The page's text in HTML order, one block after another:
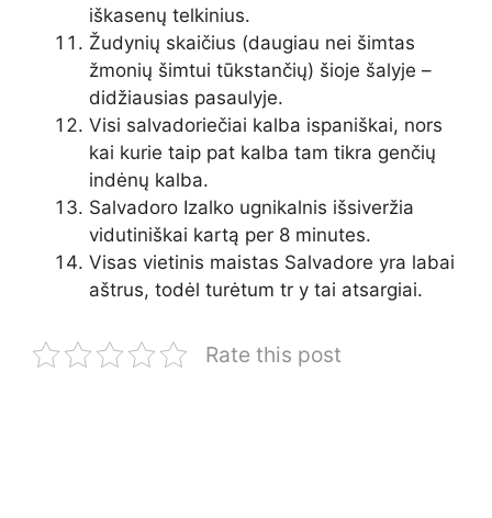
iškasenų telkinius.
Žudynių skaičius (daugiau nei šimtas
žmonių šimtui tūkstančių) šioje šalyje –
didžiausias pasaulyje.
Visi salvadoriečiai kalba ispaniškai, nors
kai kurie taip pat kalba tam tikra genčių
indėnų kalba.
Salvadoro Izalko ugnikalnis išsiveržia
vidutiniškai kartą per 8 minutes.
Visas vietinis maistas Salvadore yra labai
aštrus, todėl turėtum tr y tai atsargiai.
Rate this post